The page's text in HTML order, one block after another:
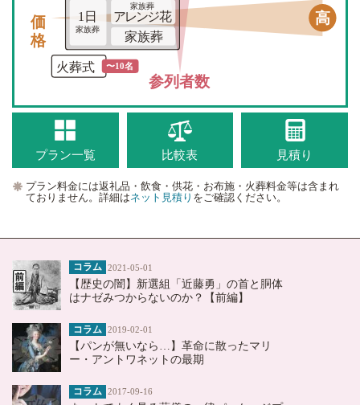
参列者数
価格
火葬式
高
1日
家族葬
〜10名
家族葬
アレンジ花
家族葬
プラン一覧 比較表 見積り
プラン料金には返礼品・飲食・供花・お布施・火葬料金等は含まれ
ておりません。詳細はネット見積り をご確認ください。
コラム 2021-05-01
【歴史の闇】新選組「近藤勇」の首と胴体
はナゼみつからないのか？【前編】
コラム 2019-02-01
【パンが無いなら…】革命に散ったマリ
ー・アントワネットの最期
コラム 2017-09-16